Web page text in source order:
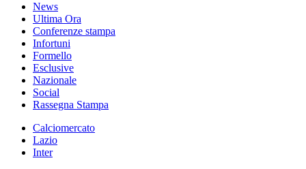
News
Ultima Ora
Conferenze stampa
Infortuni
Formello
Esclusive
Nazionale
Social
Rassegna Stampa
Calciomercato
Lazio
Inter